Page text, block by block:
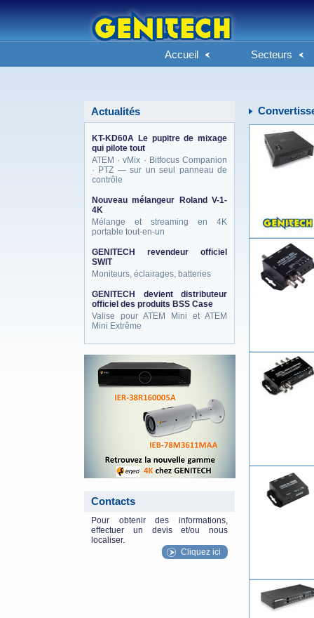
Accueil Secteurs
Actualités
KT-KD60A Le pupitre de mixage
qui pilote tout
ATEM · vMix · Bitfocus Companion
· PTZ — sur un seul panneau de
contrôle
Nouveau mélangeur Roland V-1-
4K
Mélange et streaming en 4K
portable tout-en-un
GENITECH revendeur officiel
SWIT
Moniteurs, éclairages, batteries
GENITECH devient distributeur
officiel des produits BSS Case
Valise pour ATEM Mini et ATEM
Mini Extrême
Contacts
Pour obtenir des informations,
effectuer un devis et/ou nous
localiser.
Cliquez ici